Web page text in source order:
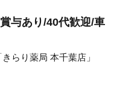
与あり/40代歓迎/車
らり薬局 本千葉店」